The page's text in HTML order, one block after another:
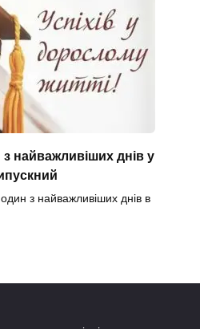
найважливіших днів у
з найважливіших днів в